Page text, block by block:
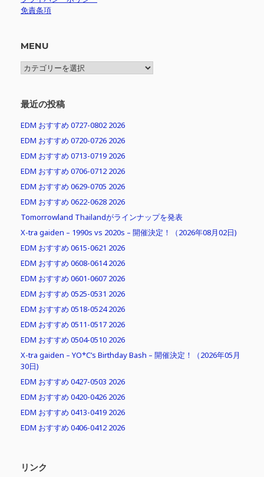
免責条項
MENU
MENU
最近の投稿
EDM おすすめ 0727-0802 2026
EDM おすすめ 0720-0726 2026
EDM おすすめ 0713-0719 2026
EDM おすすめ 0706-0712 2026
EDM おすすめ 0629-0705 2026
EDM おすすめ 0622-0628 2026
Tomorrowland Thailandがラインナップを発表
X-tra gaiden – 1990s vs 2020s – 開催決定！（2026年08月02日)
EDM おすすめ 0615-0621 2026
EDM おすすめ 0608-0614 2026
EDM おすすめ 0601-0607 2026
EDM おすすめ 0525-0531 2026
EDM おすすめ 0518-0524 2026
EDM おすすめ 0511-0517 2026
EDM おすすめ 0504-0510 2026
X-tra gaiden – YO*C’s Birthday Bash – 開催決定！（2026年05月
30日)
EDM おすすめ 0427-0503 2026
EDM おすすめ 0420-0426 2026
EDM おすすめ 0413-0419 2026
EDM おすすめ 0406-0412 2026
リンク